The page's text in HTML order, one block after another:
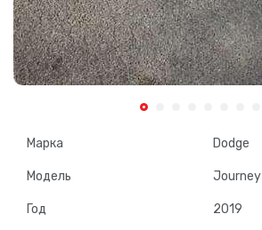
Марка Dodge
Модель Journey
Год 2019